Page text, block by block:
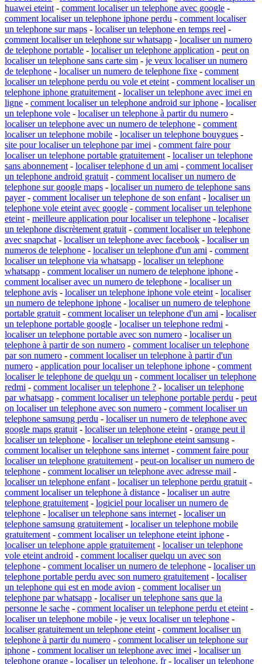
huawei eteint - comment localiser un telephone avec google -
comment localiser un telephone iphone perdu - comment localiser
un telephone sur maps - localiser un telephone en temps reel -
comment localiser un telephone sur whatsapp - localiser un numero
de telephone portable - localiser un telephone application - peut on
localiser un telephone sans carte sim - je veux localiser un numero
de telephone - localiser un numero de telephone fixe - comment
localiser un telephone perdu ou vole et eteint - comment localiser un
telephone iphone gratuitement - localiser un telephone avec imei en
ligne - comment localiser un telephone android sur iphone - localiser
un telephone vole - localiser un telephone à partir du numero -
localiser un telephone avec un numero de telephone - comment
localiser un telephone mobile - localiser un telephone bouygues -
site pour localiser un telephone par imei - comment faire pour
localiser un telephone portable gratuitement - localiser un telephone
sans abonnement - localiser telephone d un ami - comment localiser
un telephone android gratuit - comment localiser un numero de
telephone sur google maps - localiser un numero de telephone sans
payer- comment localiser un telephone de son enfant - localiser un
telephone vole eteint avec google - comment localiser un telephone
eteint - meilleure application pour localiser un telephone - localiser
un telephone discrètement gratuit - comment localiser un telephone
avec snapchat - localiser un telephone avec facebook - localiser un
numeros de telephone - localiser un telephone d'un ami - comment
localiser un telephone via whatsapp - localiser un telephone
whatsapp - comment localiser un numero de telephone iphone -
comment localiser avec un numero de telephone - localiser un
telephone avis - localiser un telephone iphone vole eteint - localiser
un numero de telephone iphone - localiser un numero de telephone
portable gratuit - comment localiser un telephone d'un ami - localiser
un telephone portable google - localiser un telephone redmi -
localiser un telephone portable avec son numero - localiser un
telephone à partir de son numero - comment localiser un telephone
par son numero - comment localiser un telephone à partir d'un
numero - application pour localiser un telephone iphone - comment
localiser le telephone de quelqu un - comment localiser un telephone
redmi - comment localiser un telephone ? - localiser un telephone
par whatsapp - comment localiser un telephone portable perdu - peut
on localiser un telephone avec son numero - comment localiser un
telephone samsung perdu - localiser un numero de telephone avec
google maps gratuit - localiser un telephone eteint - orange peut il
localiser un telephone - localiser un telephone eteint samsung -
comment localiser un telephone sans internet - comment faire pour
localiser un telephone gratuitement - peut-on localiser un numero de
telephone - comment localiser un telephone avec adresse mail -
localiser un telephone enfant - localiser un telephone perdu gratuit -
comment localiser un telephone à distance - localiser un autre
telephone gratuitement - logiciel pour localiser un numero de
telephone - localiser un telephone sans internet - localiser un
telephone samsung gratuitement - localiser un telephone mobile
gratuitement - comment localiser un telephone eteint iphone -
localiser un telephone apple gratuitement - localiser un telephone
vole eteint android - comment localiser quelqu un avec son
telephone - comment localiser un numero de telephone - localiser un
telephone portable perdu avec son numero gratuitement - localiser
un telephone qui est en mode avion - comment localiser un
telephone par whatsapp - localiser un telephone sans que la
personne le sache - comment localiser un telephone perdu et eteint -
localiser un telephone mobile - je veux localiser un telephone -
localiser gratuitement un telephone eteint - comment localiser un
telephone à partir du numero - comment localiser un telephone sur
iphone - comment localiser un telephone avec imei - localiser un
telephone orange - localiser un telephone. fr- localiser un telephone